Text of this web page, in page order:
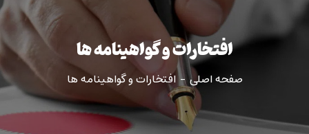
افتخارات و گواهینامه ها
صفحه اصلی افتخارات و گواهینامه ها